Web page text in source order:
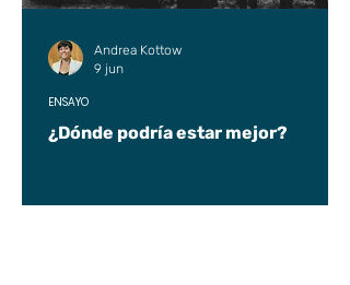
¿Dónde podría estar mejor?
ENSAYO
Andrea Kottow
9 jun